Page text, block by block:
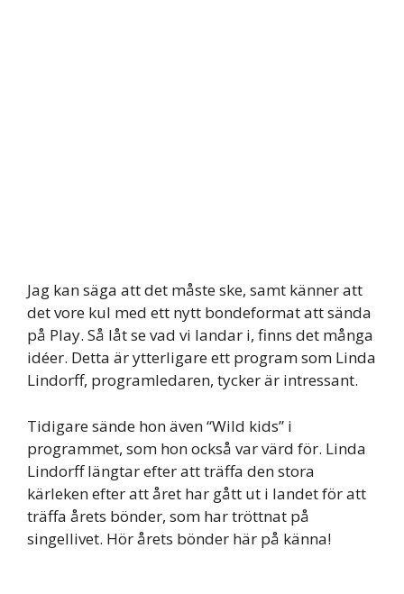
Jag kan säga att det måste ske, samt känner att
det vore kul med ett nytt bondeformat att sända
på Play. Så låt se vad vi landar i, finns det många
idéer. Detta är ytterligare ett program som Linda
Lindorff, programledaren, tycker är intressant.
Tidigare sände hon även “Wild kids” i
programmet, som hon också var värd för. Linda
Lindorff längtar efter att träffa den stora
kärleken efter att året har gått ut i landet för att
träffa årets bönder, som har tröttnat på
singellivet. Hör årets bönder här på känna!